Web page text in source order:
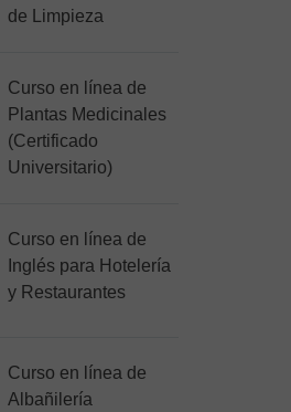
de Limpieza
Curso en línea de
Plantas Medicinales
(Certificado
Universitario)
Curso en línea de
Inglés para Hotelería
y Restaurantes
Curso en línea de
Albañilería